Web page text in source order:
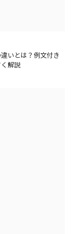
いとは？例文付き
解説